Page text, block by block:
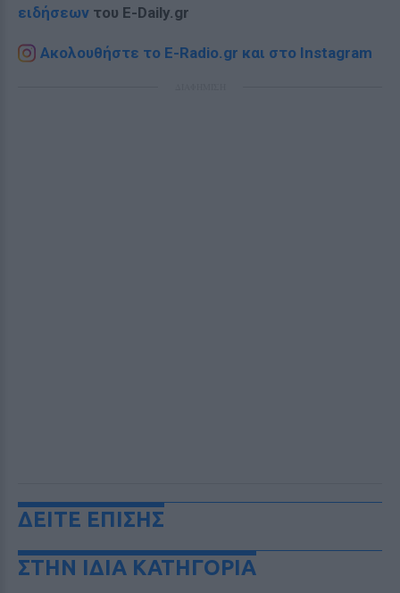
ειδήσεων του E-Daily.gr
Ακολουθήστε το E-Radio.gr και στο Instagram
ΔΕΙΤΕ ΕΠΙΣΗΣ
ΣΤΗΝ ΙΔΙΑ ΚΑΤΗΓΟΡΙΑ